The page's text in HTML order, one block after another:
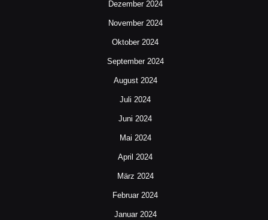
Dezember 2024
November 2024
Oktober 2024
September 2024
August 2024
Juli 2024
Juni 2024
Mai 2024
April 2024
März 2024
Februar 2024
Januar 2024